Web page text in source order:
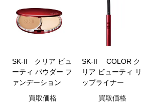
SK-II クリア ビュ
ーティ パウダー フ
ァンデーション
買取価格
SK-II COLOR ク
リア ビューティ リ
ップライナー
買取価格